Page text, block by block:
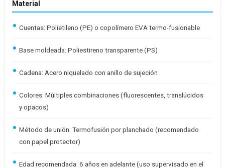
Material
Cuentas: Polietileno (PE) o copolímero EVA termo-fusionable
Base moldeada: Poliestireno transparente (PS)
Cadena: Acero niquelado con anillo de sujeción
Colores: Múltiples combinaciones (fluorescentes, translúcidos
y opacos)
Método de unión: Termofusión por planchado (recomendado
con papel protector)
Edad recomendada: 6 años en adelante (uso supervisado en el